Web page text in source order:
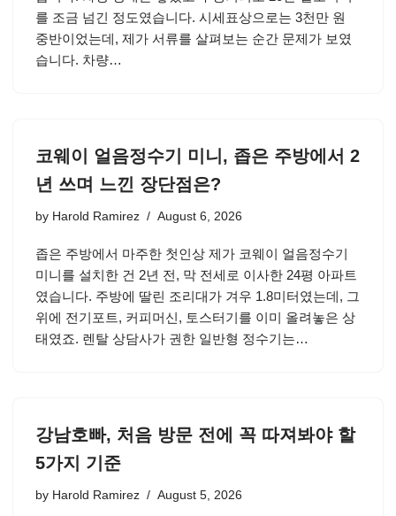
를 조금 넘긴 정도였습니다. 시세표상으로는 3천만 원
중반이었는데, 제가 서류를 살펴보는 순간 문제가 보였
습니다. 차량…
코웨이 얼음정수기 미니, 좁은 주방에서 2
년 쓰며 느낀 장단점은?
by Harold Ramirez August 6, 2026
좁은 주방에서 마주한 첫인상 제가 코웨이 얼음정수기
미니를 설치한 건 2년 전, 막 전세로 이사한 24평 아파트
였습니다. 주방에 딸린 조리대가 겨우 1.8미터였는데, 그
위에 전기포트, 커피머신, 토스터기를 이미 올려놓은 상
태였죠. 렌탈 상담사가 권한 일반형 정수기는…
강남호빠, 처음 방문 전에 꼭 따져봐야 할
5가지 기준
by Harold Ramirez August 5, 2026